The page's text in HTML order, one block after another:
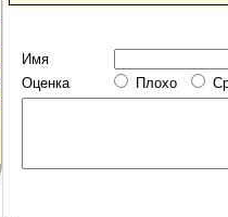
Имя
Оценка
Плохо